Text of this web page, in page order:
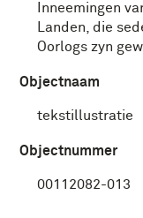
Inneemingen
Landen, die
Oorlogs zyn
Objectnaam
tekstillustratie
Objectnummer
00112082-013